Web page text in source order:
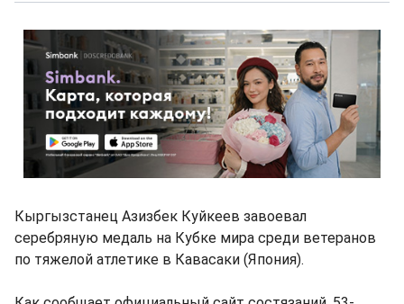
Кыргызстанец Азизбек Куйкеев завоевал
серебряную медаль на Кубке мира среди ветеранов
по тяжелой атлетике в Кавасаки (Япония).